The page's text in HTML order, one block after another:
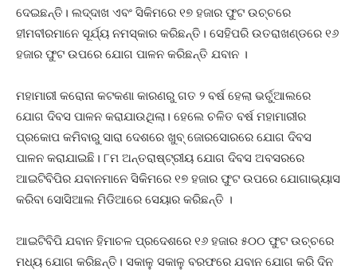
ଦେଇଛନ୍ତି। ଲଦ୍ଦାଖ ଏବଂ ସିକିମରେ ୧୭ ହଜାର ଫୁଟ ଉଚ୍ଚରେ
ହୀମବୀରମାନେ ସୂର୍ଯ୍ୟ ନମସ୍କାର କରିଛନ୍ତି। ସେହିପରି ଉତରାଖଣ୍ଡରେ ୧୬
ହଜାର ଫୁଟ ଉପରେ ଯୋଗ ପାଳନ କରିଛନ୍ତି ଯବାନ ।
ମହାମାରୀ କରୋନା କଟକଣା କାରଣରୁ ଗତ ୨ ବର୍ଷ ହେଲା ଭର୍ଚୁଆଲରେ
ଯୋଗ ଦିବସ ପାଳନ କରାଯାଉଥିଲା। ହେଲେ ଚଳିତ ବର୍ଷ ମହାମାରୀର
ପ୍ରକୋପ କମିବାରୁ ସାରା ଦେଶରେ ଖୁବ୍ ଜୋରସୋରରେ ଯୋଗ ଦିବସ
ପାଳନ କରାଯାଇଛି। ୮ମ ଅନ୍ତରାଷ୍ଟ୍ରୀୟ ଯୋଗ ଦିବସ ଅବସରରେ
ଆଇଟିବିପିର ଯବାନମାନେ ସିକିମରେ ୧୭ ହଜାର ଫୁଟ ଉପରେ ଯୋଗାଭ୍ୟାସ
କରିବା ସୋସିଆଲ ମିଡିଆରେ ସେୟାର କରିଛନ୍ତି ।
ଆଇଟିବିପି ଯବାନ ହିମାଚଳ ପ୍ରଦେଶରେ ୧୬ ହଜାର ୫୦୦ ଫୁଟ ଉଚ୍ଚରେ
ମଧ୍ୟ ଯୋଗ କରିଛନ୍ତି। ସକାଳୁ ସକାଳୁ ବରଫରେ ଯବାନ ଯୋଗ କରି ଦିନ